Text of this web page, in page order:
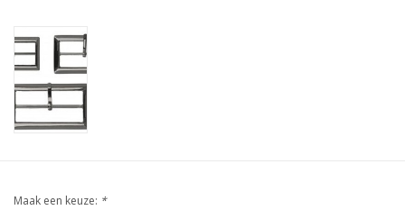
Maak een keuze: *